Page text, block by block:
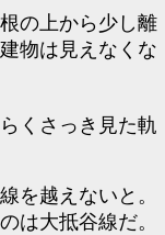
の上から少し離
物は見えなくな
くさっき見た軌
を越えないと。
は大抵谷線だ。